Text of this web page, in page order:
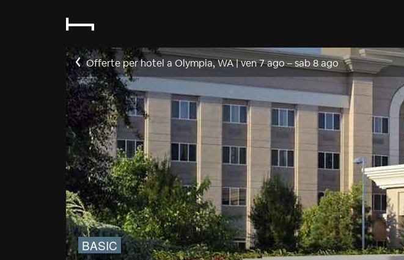
Offerte per hotel a Olympia, WA|ven 7 ago–sab 8 ago
BASIC